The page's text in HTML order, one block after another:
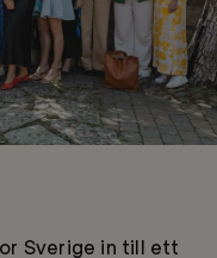
Sverige in till ett